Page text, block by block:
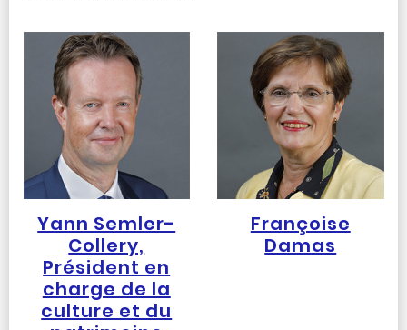
Yann Semler-
Collery,
Président en
charge de la
culture et du
Françoise
Damas